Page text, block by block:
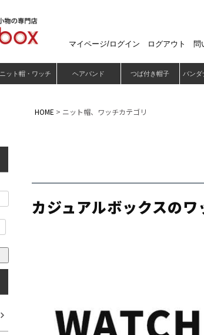
マイページ/ログイン ログアウト 問
ニット帽・ワッチ ヘアバンド つば付き帽子 バンダ
HOME ニット帽、ワッチカテゴリ
カジュアルボックスのワ